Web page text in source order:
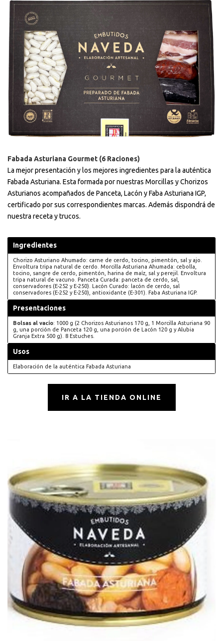
Fabada Asturiana Gourmet (6 Raciones)
La mejor presentación y los mejores ingredientes para la auténtica
Fabada Asturiana. Esta formada por nuestras Morcillas y Chorizos
Asturianos acompañados de Panceta, Lacón y Faba Asturiana IGP,
certificado por sus correspondientes marcas. Además dispondrá de
nuestra receta y trucos.
Ingredientes
Chorizo Asturiano Ahumado: carne de cerdo, tocino, pimentón, sal y ajo.
Envoltura tripa natural de cerdo. Morcilla Asturiana Ahumada: cebolla,
tocino, sangre de cerdo, pimentón, harina de maíz, sal y perejil. Envoltura
tripa natural de vacuno. Panceta Curada: panceta de cerdo, sal,
conservadores (E-252 y E-250). Lacón Curado: lacón de cerdo, sal
conservadores (E-252 y E-250), antioxidante (E-301). Faba Asturiana IGP.
Presentaciones
Bolsas al vacío: 1000 g (2 Chorizos Asturianos 170 g, 1 Morcilla Asturiana 90
g, una porción de Panceta 120 g, una porción de Lacón 120 g y Alubia
Granja Extra 500 g). 8 Estuches.
Usos
Elaboración de la auténtica Fabada Asturiana
IR A LA TIENDA ONLINE